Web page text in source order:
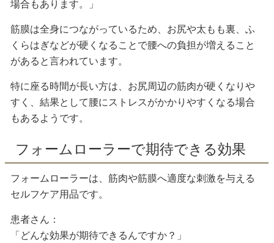
場合もあります。」
筋膜は全身につながっているため、お尻や太もも裏、ふ
くらはぎなどが硬くなることで腰への負担が増えること
があると言われています。
特に座る時間が長い方は、お尻周辺の筋肉が硬くなりや
すく、結果として腰にストレスがかかりやすくなる場合
もあるようです。
フォームローラーで期待できる効果
フォームローラーは、筋肉や筋膜へ適度な刺激を与える
セルフケア用品です。
患者さん：
「どんな効果が期待できるんですか？」